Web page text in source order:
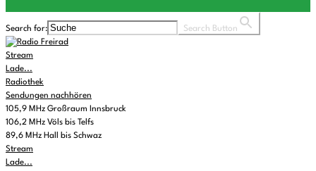
Search for: Search Button
Stream
Lade...
Radiothek
Sendungen nachhören
105,9 MHz Großraum Innsbruck
106,2 MHz Völs bis Telfs
89,6 MHz Hall bis Schwaz
Stream
Lade...